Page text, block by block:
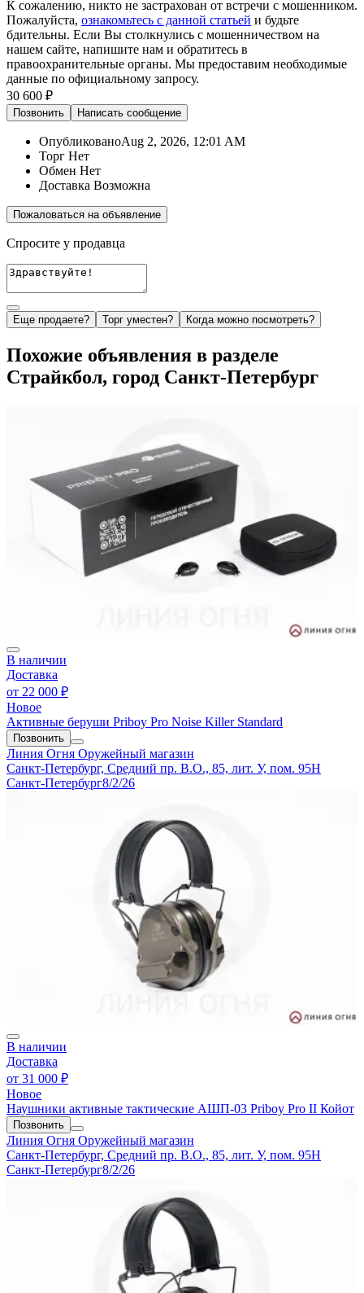
К сожалению, никто не застрахован от встречи с мошенником.
Пожалуйста, ознакомьтесь с данной статьей и будьте
бдительны. Если Вы столкнулись с мошенничеством на
нашем сайте, напишите нам и обратитесь в
правоохранительные органы. Мы предоставим необходимые
данные по официальному запросу.
30 600 ₽
Позвонить Написать сообщение
ОпубликованоAug 2, 2026, 12:01 AM
Торг Нет
Обмен Нет
Доставка Возможна
Пожаловаться на объявление
Спросите у продавца
Еще продаете? Торг уместен? Когда можно посмотреть?
Похожие объявления в разделе
Страйкбол, город Санкт-Петербург
В наличии
Доставка
от 22 000 ₽
Новое
Активные беруши Priboy Pro Noise Killer Standard
Позвонить
Линия Огня Оружейный магазин
Санкт-Петербург, Средний пр. В.О., 85, лит. У, пом. 95Н
Санкт-Петербург8/2/26
В наличии
Доставка
от 31 000 ₽
Новое
Наушники активные тактические АШП-03 Priboy Pro II Койот
Позвонить
Линия Огня Оружейный магазин
Санкт-Петербург, Средний пр. В.О., 85, лит. У, пом. 95Н
Санкт-Петербург8/2/26